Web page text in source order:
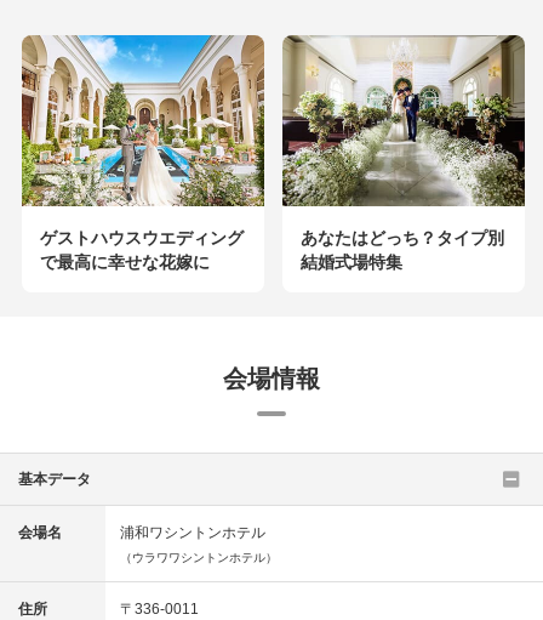
ゲストハウスウエディング
で最高に幸せな花嫁に
あなたはどっち？タイプ別
結婚式場特集
会場情報
基本データ
会場名 浦和ワシントンホテル
（ウラワワシントンホテル）
住所
〒336-0011